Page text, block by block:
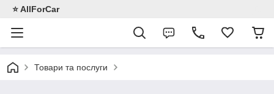
⭐️ AllForCar
Товари та послуги